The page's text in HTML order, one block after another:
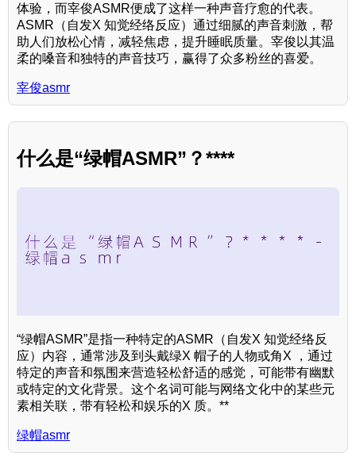
体验，而宰俊ASMR便成了这样一种声音疗愈的代表。
ASMR（自发X 知觉经络反应）通过细腻的声音刺激，帮
助人们放松心情，减轻焦虑，提升睡眠质量。宰俊以其温
柔的嗓音和独特的声音技巧，赢得了众多粉丝的喜爱。
宰俊asmr
什么是“绿帽ASMR”？****
“绿帽ASMR”是指一种特定的ASMR（自发X 知觉经络反
应）内容，通常涉及到头戴绿X 帽子的人物或角X ，通过
特定的声音和氛围来营造轻松舒适的感觉，可能带有幽默
或特定的文化背景。这个名词可能与网络文化中的某些元
素相关联，带有轻松和娱乐的X 质。**
绿帽asmr